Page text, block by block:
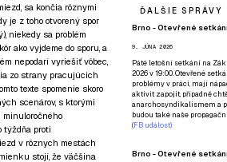
sa končia rôznymi
je z toho otvorený spor
niekedy sa problém
ako vyjdeme do sporu, a
nepodarí vyriešiť vôbec,
zo strany pracujúcich
texte spomenie skoro
scenárov, s ktorými
týždňa proti
v rôznych mestách
stojí, že väčšina
ĎALŠIE SPRÁVY
Brno - Otevřené
9. JÚNA 2026
Páté letošní setkání na
2026 v 19:00. Otevřené
problémy v práci, mají
aktivit zapojit, případně
anarchosyndikalismem a
budou také naše
(FB událost)
Brno - Otevřené